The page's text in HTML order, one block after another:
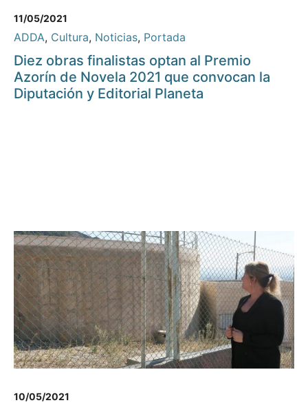
11/05/2021
ADDA, Cultura, Noticias, Portada
Diez obras finalistas optan al Premio
Azorín de Novela 2021 que convocan la
Diputación y Editorial Planeta
10/05/2021